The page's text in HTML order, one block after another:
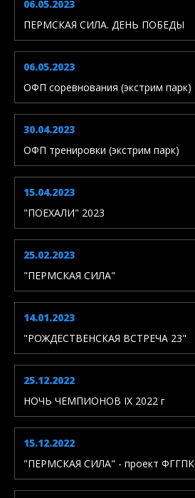
06.05.2023
ПЕРМСКАЯ СИЛА. ДЕНЬ ПОБЕДЫ
06.05.2023
ОФП соревнования (экстрим парк)
30.04.2023
ОФП тренировки (экстрим парк)
15.04.2023
"ПОЕХАЛИ" 2023
25.02.2023
"ПЕРМСКАЯ СИЛА"
14.01.2023
"РОЖДЕСТВЕНСКАЯ ВСТРЕЧА 23"
25.12.2022
НОЧЬ ЧЕМПИОНОВ IX 2022 г
15.12.2022
"ПЕРМСКАЯ СИЛА" - проект ФГГПК